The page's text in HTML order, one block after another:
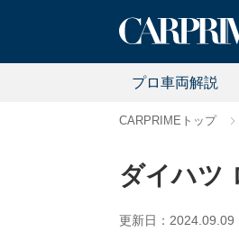
プロ車両解説
CARPRIMEトップ
ダイハツ
更新日：2024.09.09